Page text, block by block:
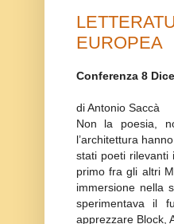
EUROPEA
Conferenza 8
di Antonio Saccà
Non la poesia,
l’architettura
stati poeti rilevanti
primo fra gli altri
immersione nella
sperimentava il
apprezzare Block,